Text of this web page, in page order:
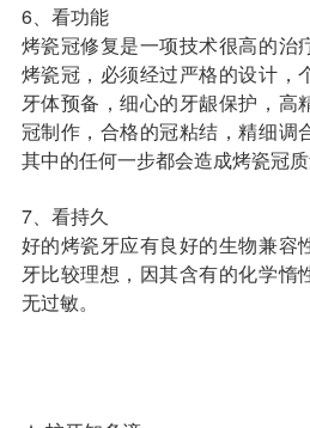
6、看功能
烤瓷冠修复是一项技术很高的治
烤瓷冠，必须经过严格的设计，
牙体预备，细心的牙龈保护，高
冠制作，合格的冠粘结，精细调
其中的任何一步都会造成烤瓷冠质
7、看持久
好的烤瓷牙应有良好的生物兼容
牙比较理想，因其含有的化学惰
无过敏。